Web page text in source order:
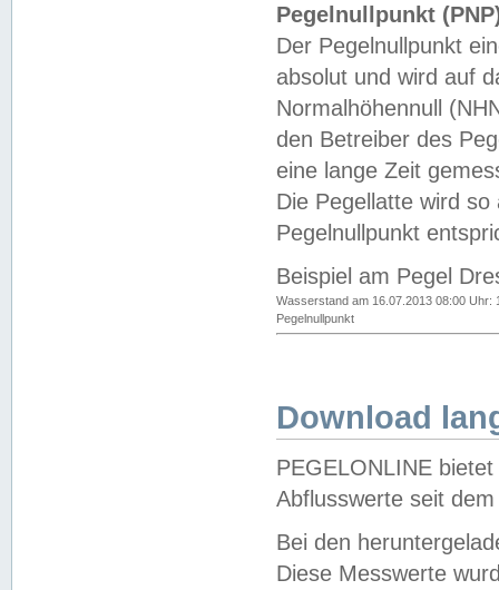
Pegelnullpunkt
Der Pegelnullpunkt
absolut und wird auf
Normalhöhennull
den Betreiber des
eine lange Zeit
Die Pegellatte wird
Pegelnullpunkt
Beispiel am Pegel
Wasserstand am 16.07.2013 08:00 Uhr:
Pegelnullpunkt
Download
PEGELONLINE
Abflusswerte seit
Bei den
Diese Messwerte